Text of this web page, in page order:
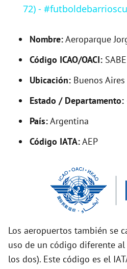
a
y
i
72) -
Nombre:Aeroparque
Código ICAO/OACI: SABE
Ubicación: Buenos Aires
Estado / Departamento:
País:Argentina
Código IATA:AEP
Los aeropuertos también se
uso de un código diferente al
los dos). Este código es el